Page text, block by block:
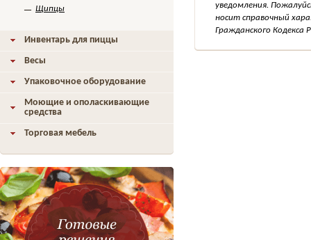
уведомления.
носит справочный
Гражданского Кодекса
Щипцы
Инвентарь для пиццы
Весы
Упаковочное оборудование
Моющие и ополаскивающие
средства
Торговая мебель